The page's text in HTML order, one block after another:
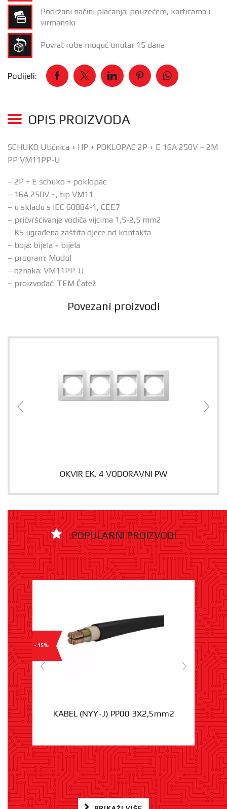
Podržani načini plaćanja: pouzećem, karticama i
virmanski
Povrat robe moguć unutar 15 dana
Podijeli:
OPIS PROIZVODA
SCHUKO Utičnica + HP + POKLOPAC 2P + E 16A 250V ~ 2M
PP VM11PP-U
– 2P + E schuko + poklopac
– 16A 250V ~, tip VM11
– u skladu s IEC 60884-1, CEE7
– pričvršćivanje vodiča vijcima 1,5-2,5 mm2
– KS ugrađena zaštita djece od kontakta
– boja: bijela + bijela
– program: Modul
– oznaka: VM11PP-U
– proizvođač: TEM Čatež
Povezani proizvodi
OKVIR EK. 4 VODORAVNI PW
POPULARNI PROIZVODI
- 15%
KABEL (NYY-J) PP00 3X2,5mm2